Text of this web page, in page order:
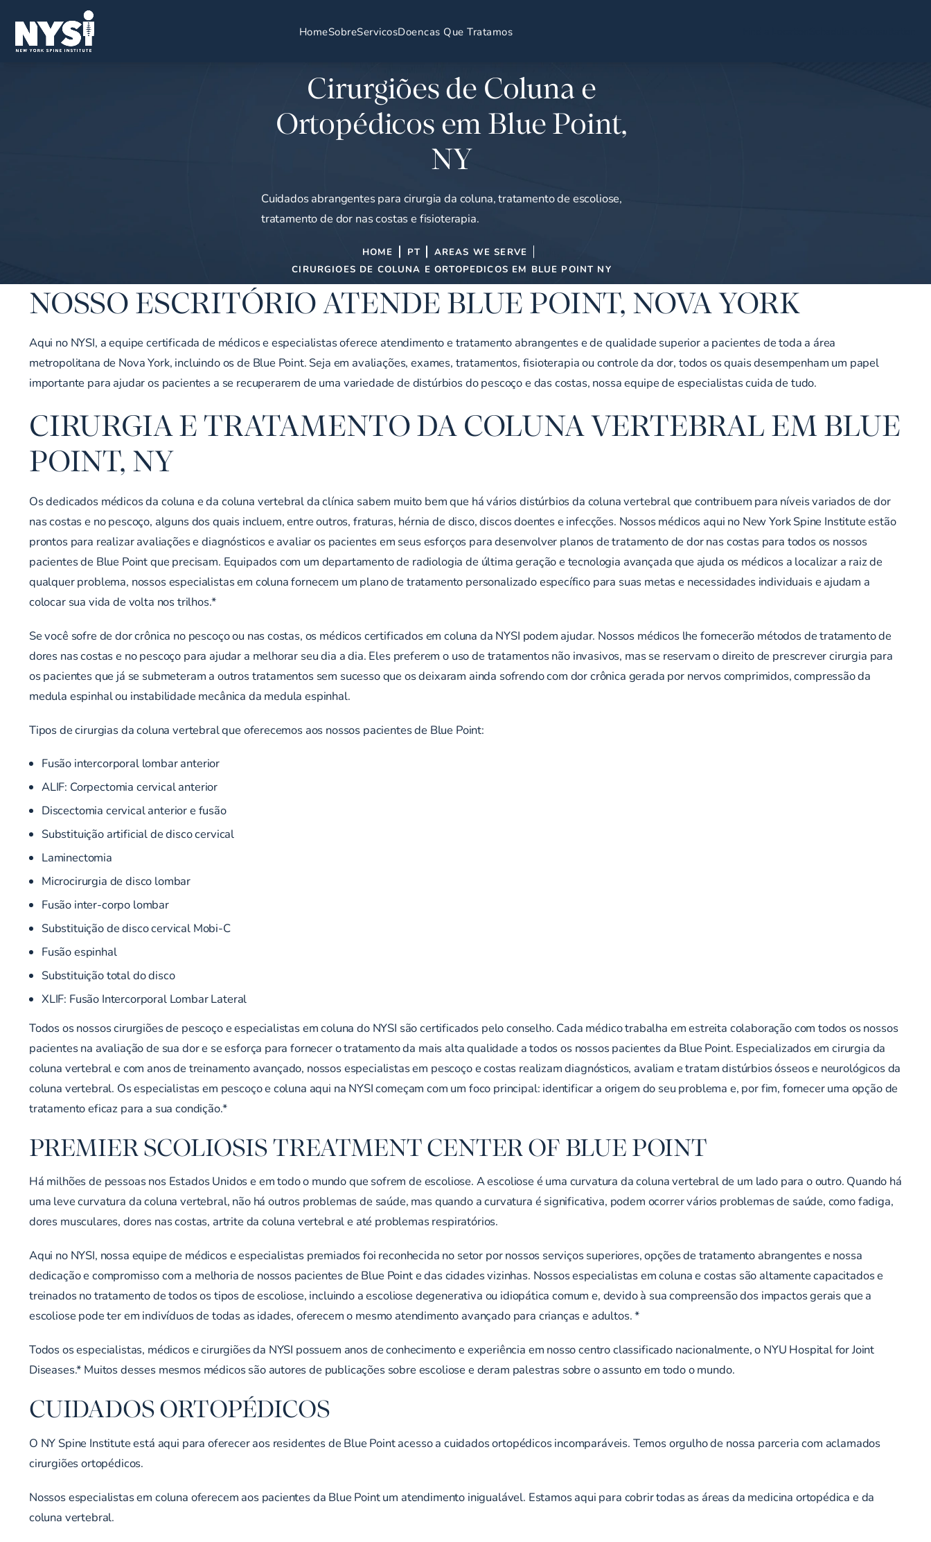
HomeSobreServicosDoencas Que Tratamos
Cirurgiões de Coluna e
Ortopédicos em Blue Point,
NY
Cuidados abrangentes para cirurgia da coluna, tratamento de escoliose,
tratamento de dor nas costas e fisioterapia.
HOME PT
AREAS WE SERVE
CIRURGIOES DE COLUNA E ORTOPEDICOS EM BLUE POINT NY
NOSSO ESCRITÓRIO ATENDE BLUE POINT, NOVA YORK
Aqui no NYSI, a equipe certificada de médicos e especialistas oferece atendimento e tratamento abrangentes e de qualidade superior a pacientes de toda a área
metropolitana de Nova York, incluindo os de Blue Point. Seja em avaliações, exames, tratamentos, fisioterapia ou controle da dor, todos os quais desempenham um papel
importante para ajudar os pacientes a se recuperarem de uma variedade de distúrbios do pescoço e das costas, nossa equipe de especialistas cuida de tudo.
CIRURGIA E TRATAMENTO DA COLUNA VERTEBRAL EM BLUE
POINT, NY
Os dedicados médicos da coluna e da coluna vertebral da clínica sabem muito bem que há vários distúrbios da coluna vertebral que contribuem para níveis variados de dor
nas costas e no pescoço, alguns dos quais incluem, entre outros, fraturas, hérnia de disco, discos doentes e infecções. Nossos médicos aqui no New York Spine Institute estão
prontos para realizar avaliações e diagnósticos e avaliar os pacientes em seus esforços para desenvolver planos de tratamento de dor nas costas para todos os nossos
pacientes de Blue Point que precisam. Equipados com um departamento de radiologia de última geração e tecnologia avançada que ajuda os médicos a localizar a raiz de
qualquer problema, nossos especialistas em coluna fornecem um plano de tratamento personalizado específico para suas metas e necessidades individuais e ajudam a
colocar sua vida de volta nos trilhos.*
Se você sofre de dor crônica no pescoço ou nas costas, os médicos certificados em coluna da NYSI podem ajudar. Nossos médicos lhe fornecerão métodos de tratamento de
dores nas costas e no pescoço para ajudar a melhorar seu dia a dia. Eles preferem o uso de tratamentos não invasivos, mas se reservam o direito de prescrever cirurgia para
os pacientes que já se submeteram a outros tratamentos sem sucesso que os deixaram ainda sofrendo com dor crônica gerada por nervos comprimidos, compressão da
medula espinhal ou instabilidade mecânica da medula espinhal.
Tipos de cirurgias da coluna vertebral que oferecemos aos nossos pacientes de Blue Point:
Fusão intercorporal lombar anterior
ALIF: Corpectomia cervical anterior
Discectomia cervical anterior e fusão
Substituição artificial de disco cervical
Laminectomia
Microcirurgia de disco lombar
Fusão inter-corpo lombar
Substituição de disco cervical Mobi-C
Fusão espinhal
Substituição total do disco
XLIF: Fusão Intercorporal Lombar Lateral
Todos os nossos cirurgiões de pescoço e especialistas em coluna do NYSI são certificados pelo conselho. Cada médico trabalha em estreita colaboração com todos os nossos
pacientes na avaliação de sua dor e se esforça para fornecer o tratamento da mais alta qualidade a todos os nossos pacientes da Blue Point. Especializados em cirurgia da
coluna vertebral e com anos de treinamento avançado, nossos especialistas em pescoço e costas realizam diagnósticos, avaliam e tratam distúrbios ósseos e neurológicos da
coluna vertebral. Os especialistas em pescoço e coluna aqui na NYSI começam com um foco principal: identificar a origem do seu problema e, por fim, fornecer uma opção de
tratamento eficaz para a sua condição.*
PREMIER SCOLIOSIS TREATMENT CENTER OF BLUE POINT
Há milhões de pessoas nos Estados Unidos e em todo o mundo que sofrem de escoliose. A escoliose é uma curvatura da coluna vertebral de um lado para o outro. Quando há
uma leve curvatura da coluna vertebral, não há outros problemas de saúde, mas quando a curvatura é significativa, podem ocorrer vários problemas de saúde, como fadiga,
dores musculares, dores nas costas, artrite da coluna vertebral e até problemas respiratórios.
Aqui no NYSI, nossa equipe de médicos e especialistas premiados foi reconhecida no setor por nossos serviços superiores, opções de tratamento abrangentes e nossa
dedicação e compromisso com a melhoria de nossos pacientes de Blue Point e das cidades vizinhas. Nossos especialistas em coluna e costas são altamente capacitados e
treinados no tratamento de todos os tipos de escoliose, incluindo a escoliose degenerativa ou idiopática comum e, devido à sua compreensão dos impactos gerais que a
escoliose pode ter em indivíduos de todas as idades, oferecem o mesmo atendimento avançado para crianças e adultos. *
Todos os especialistas, médicos e cirurgiões da NYSI possuem anos de conhecimento e experiência em nosso centro classificado nacionalmente, o NYU Hospital for Joint
Diseases.* Muitos desses mesmos médicos são autores de publicações sobre escoliose e deram palestras sobre o assunto em todo o mundo.
CUIDADOS ORTOPÉDICOS
O NY Spine Institute está aqui para oferecer aos residentes de Blue Point acesso a cuidados ortopédicos incomparáveis. Temos orgulho de nossa parceria com aclamados
cirurgiões ortopédicos.
Nossos especialistas em coluna oferecem aos pacientes da Blue Point um atendimento inigualável. Estamos aqui para cobrir todas as áreas da medicina ortopédica e da
coluna vertebral.